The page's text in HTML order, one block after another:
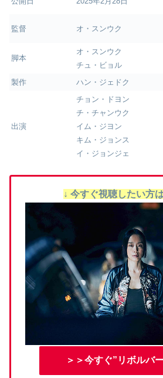
監督 オ・スンウク
脚本
オ・スンウク
チュ・ビョル
製作
ハン・ジェドク
出演
チョン・ドヨン
チ・チャンウク
イム・ジヨン
キム・ジョンス
イ・ジョンジェ
↓ 今すぐ視聴したい方
＞＞今すぐ”リボルバ